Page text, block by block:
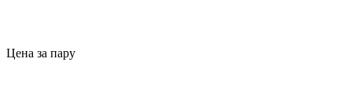
Цена за пару